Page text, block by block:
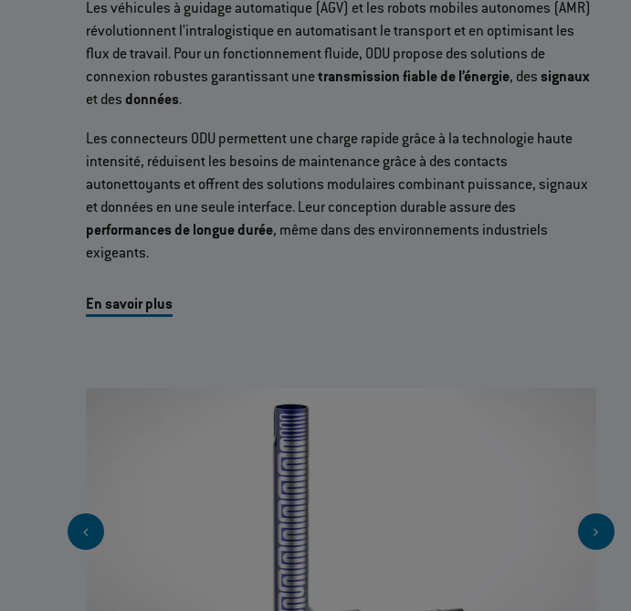
Les véhicules à guidage automatique (AGV) et les robots mobiles autonomes (AMR)
révolutionnent l’intralogistique en automatisant le transport et en optimisant les
flux de travail. Pour un fonctionnement fluide, ODU propose des solutions de
connexion robustes garantissant unetransmission fiable de l’énergie, dessignaux
et desdonnées.
Les connecteurs ODU permettent une charge rapide grâce à la technologie haute
intensité, réduisent les besoins de maintenance grâce à des contacts
autonettoyants et offrent des solutions modulaires combinant puissance, signaux
et données en une seule interface. Leur conception durable assure des
performances de longue durée, même dans des environnements industriels
exigeants.
En savoir plus